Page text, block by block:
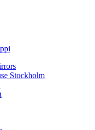
Stockholm